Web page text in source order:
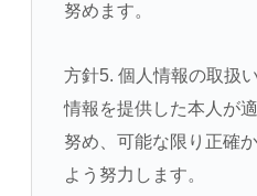
努めます。
方針5. 個人情報の取扱
情報を提供した本人が
努め、可能な限り正確
よう努力します。